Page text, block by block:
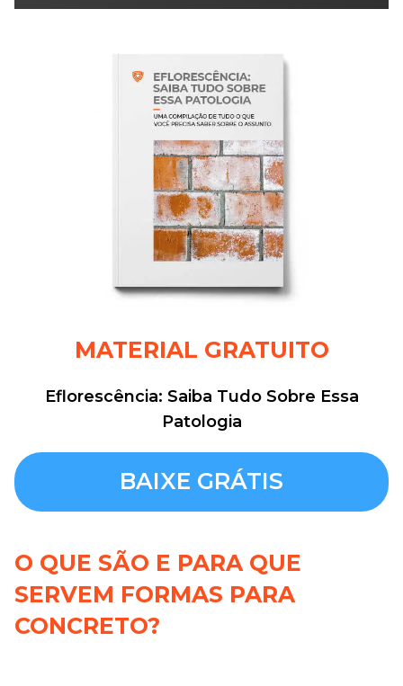
MATERIAL GRATUITO
Eflorescência: Saiba Tudo Sobre Essa
Patologia
BAIXE GRÁTIS
O QUE SÃO E PARA QUE
SERVEM FORMAS PARA
CONCRETO?